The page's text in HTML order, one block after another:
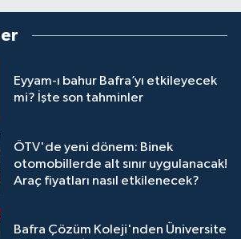
Eyyam-ı bahur Bafra’yı etkileyecek
mi? İşte son tahminler
ÖTV'de yeni dönem: Binek
otomobillerde alt sınır uygulanacak!
Araç fiyatları nasıl etkilenecek?
Bafra Çözüm Koleji'nden Üniversite